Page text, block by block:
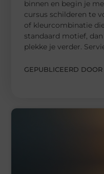
binnen en begin je
cursus schilderen te
of kleurcombinatie
standaard motief,
plekke je verder.
GEPUBLICEERD